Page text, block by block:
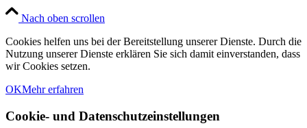
Nach oben scrollen
Cookies helfen uns bei der Bereitstellung unserer Dienste. Durch die
Nutzung unserer Dienste erklären Sie sich damit einverstanden, dass
wir Cookies setzen.
OKMehr erfahren
Cookie- und Datenschutzeinstellungen